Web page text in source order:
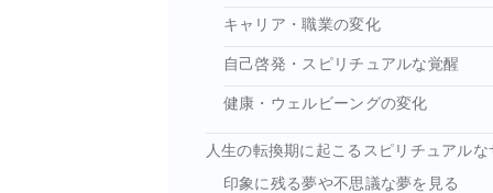
キャリア・職業の変化
自己啓発・スピリチュアルな覚醒
健康・ウェルビーングの変化
人生の転換期に起こるスピリチュアルな
印象に残る夢や不思議な夢を見る